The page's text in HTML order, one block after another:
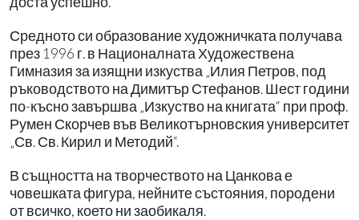
Средното си образование художничката получава
през 1996 г. в Националната Художествена
Гимназия за изящни изкуства „Илия Петров, под
ръководството на Димитър Стефанов. Шест години
по-късно завършва „Изкуство на книгата“ при проф.
Румен Скорчев във Великотърновския университет
„Св. Св. Кирил и Методий“.
В същността на творчеството на Цанкова е
човешката фигура, нейните състояния, породени
от всичко, което ни заобикаля.